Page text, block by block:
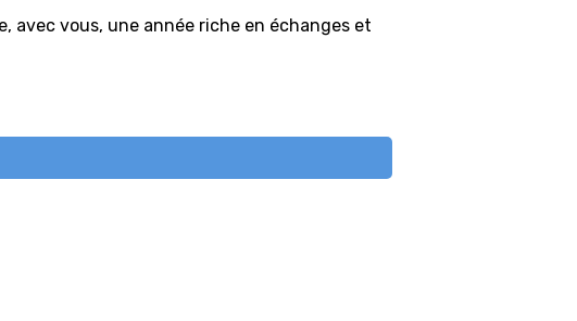
avec vous, une année riche en échanges et